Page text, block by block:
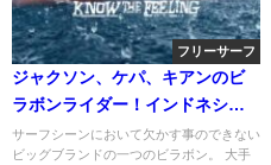
フリーサーフ
ジャクソン、ケパ、キアンのビ
ラボンライダー！インドネシア
でのフリーサーフ動画
サーフシーンにおいて欠かす事のできない
ビッグブランドの一つのビラボン。 大手